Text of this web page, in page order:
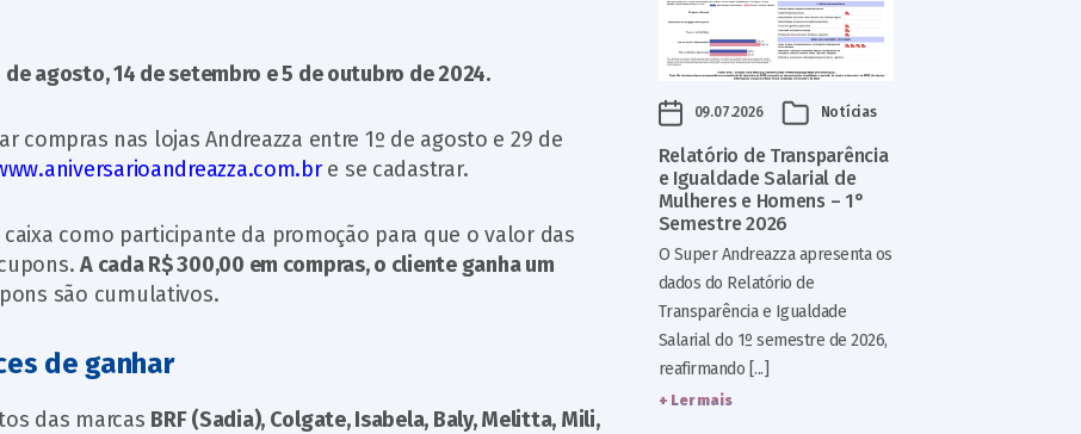
agosto, 14 de setembro e 5 de outubro de 2024.
compras nas lojas Andreazza entre 1º de agosto e 29 de
e se cadastrar.
como participante da promoção para que o valor das
A cada R$ 300,00 em compras, o cliente ganha um
são cumulativos.
de ganhar
das marcas BRF (Sadia), Colgate, Isabela, Baly, Melitta, Mili,
09.07.2026 Notícias
Relatório de Transparência
e Igualdade Salarial de
Mulheres e Homens – 1°
Semestre 2026
O Super Andreazza apresenta os
dados do Relatório de
Transparência e Igualdade
Salarial do 1º semestre de 2026,
reafirmando [...]
+ Ler mais